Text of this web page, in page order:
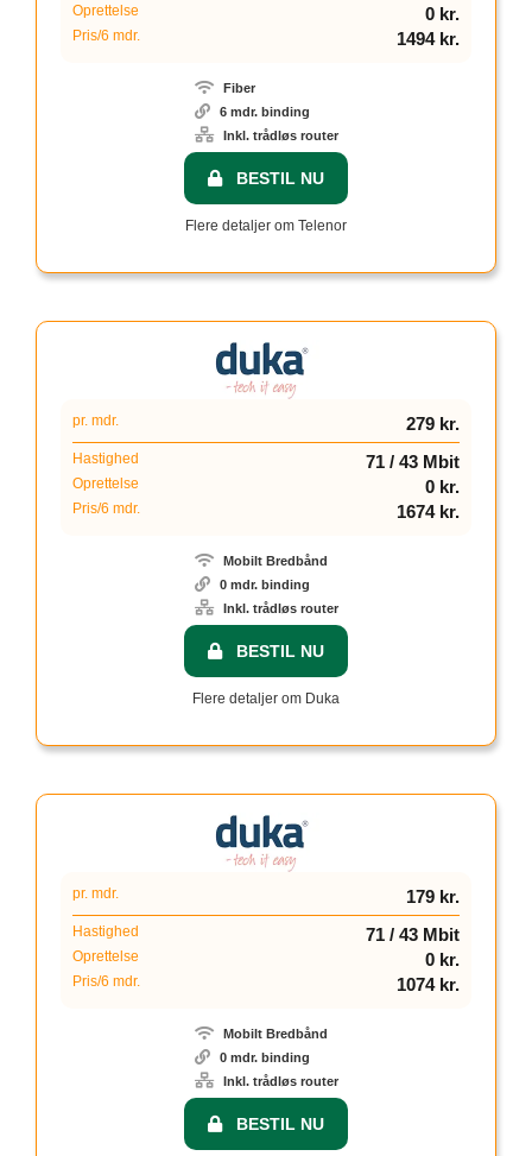
Oprettelse 0 kr.
Pris/6 mdr. 1494 kr.
Fiber
6 mdr. binding
Inkl. trådløs router
BESTIL NU
Flere detaljer om Telenor
pr. mdr. 279 kr.
Hastighed 71 / 43 Mbit
Oprettelse 0 kr.
Pris/6 mdr. 1674 kr.
Mobilt Bredbånd
0 mdr. binding
Inkl. trådløs router
BESTIL NU
Flere detaljer om Duka
pr. mdr. 179 kr.
Hastighed 71 / 43 Mbit
Oprettelse 0 kr.
Pris/6 mdr. 1074 kr.
Mobilt Bredbånd
0 mdr. binding
Inkl. trådløs router
BESTIL NU